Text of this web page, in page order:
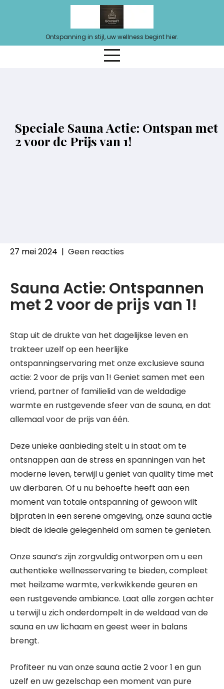
Ontspanning in stijl, uw wellness begint hier.
Speciale Sauna Actie: Ontspan met
2 voor de Prijs van 1!
27 mei 2024 | Geen reacties
Sauna Actie: Ontspannen
met 2 voor de prijs van 1!
Stap uit de drukte van het dagelijkse leven en
trakteer uzelf op een heerlijke
ontspanningservaring met onze exclusieve sauna
actie: 2 voor de prijs van 1! Geniet samen met een
vriend, partner of familielid van de weldadige
warmte en rustgevende sfeer van de sauna, en dat
allemaal voor de prijs van één.
Deze unieke aanbieding stelt u in staat om te
ontsnappen aan de stress en spanningen van het
moderne leven, terwijl u geniet van quality time met
uw dierbaren. Of u nu behoefte heeft aan een
moment van totale ontspanning of gewoon wilt
bijpraten in een serene omgeving, onze sauna actie
biedt de ideale gelegenheid om samen te genieten.
Onze sauna’s zijn zorgvuldig ontworpen om u een
authentieke wellnesservaring te bieden, compleet
met heilzame warmte, verkwikkende geuren en
een rustgevende ambiance. Laat alle zorgen achter
u terwijl u zich onderdompelt in de weldaad van de
sauna en uw lichaam en geest weer in balans
brengt.
Profiteer nu van onze sauna actie 2 voor 1 en gun
uzelf en uw gezelschap een moment van pure